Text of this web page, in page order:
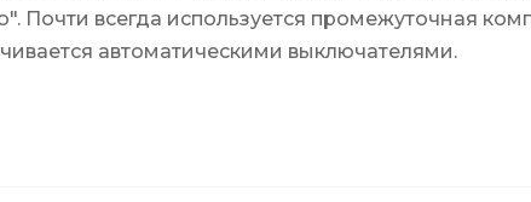
всегда используется промежуточная
автоматическими выключателями.